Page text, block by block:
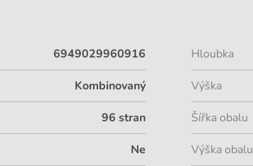
6949029960916
Kombinovaný
96 stran
Ne
Hloubka
Výška
Šířka obalu
Výška obalu